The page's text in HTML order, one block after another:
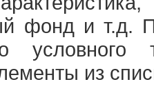
фонд и т.д.
из